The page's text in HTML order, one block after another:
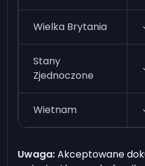
Wielka Brytania
Stany
Zjednoczone
Wietnam
Uwaga:Akceptowane